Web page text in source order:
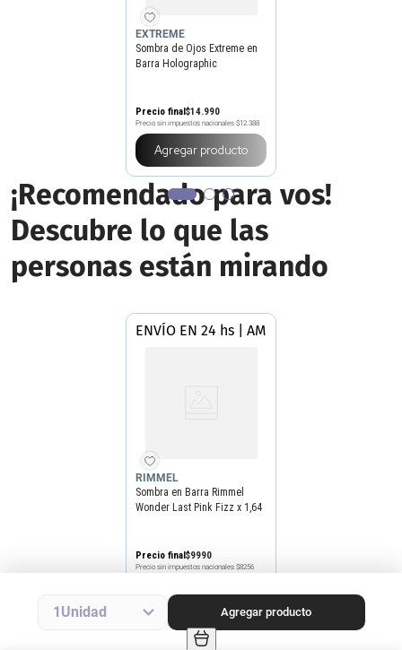
1 Agregar producto
EXTREME
Sombra de Ojos Extreme en
Barra Holographic
Precio final$14.990
Precio sin impuestos nacionales $12.388
Agregar producto
¡Recomendado para vos!
Descubre lo que las
personas están mirando
ENVÍO EN 24 hs | AMBA
RIMMEL
Sombra en Barra Rimmel
Wonder Last Pink Fizz x 1,64
Precio final$9990
Precio sin impuestos nacionales $8256
Agregar producto